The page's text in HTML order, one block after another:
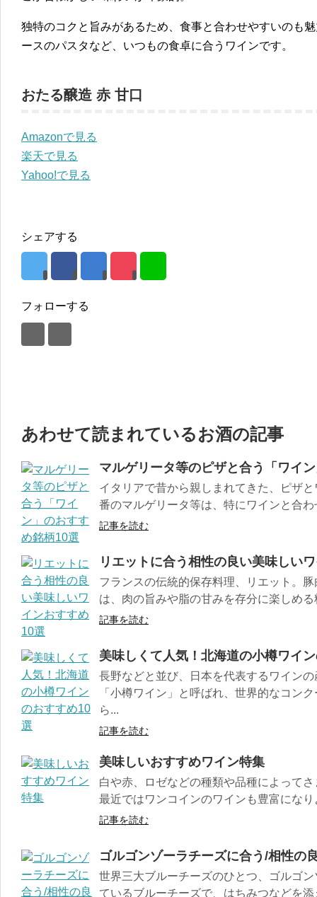
独特のコクと旨みがあるため、食事と合わせやすいのも
ースのパスタなど、いつもの食卓に合うワインです。
おたる醸造 赤 甘口
Amazonで見る
楽天で見る
Yahoo!で見る
シェアする
フォローする
あわせて読まれているお酒の記事
マルゲリータ等のピザと合う「ワイ
イタリアで昔から親しまれてきた、ピザ
番のマルゲリータ等は、特にワインと合
記事を読む
リエットに合う相性の良い美味しい
フランスの伝統的保存料理、リエット。
は、肉の旨みや脂の甘みを存分に楽しめ
記事を読む
美味しくて人気！北海道の小樽ワイ
長野などと並び、日本を代表するワイン
「小樽ワイン」と呼ばれ、世界的なコン
ら...
記事を読む
美味しいおすすめワイン特集
白や赤、ロゼなどの種類や品種によって
最近ではワンコインのワインも豊富にな
記事を読む
ゴルゴンゾーラチーズに合う/相性の
世界三大ブルーチーズのひとつ、ゴルゴ
ているブルーチーズで、はちみつなどを